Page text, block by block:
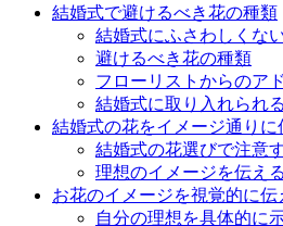
結婚式で避けるべき花の種類
結婚式にふさわしくな
避けるべき花の種類
フローリストからのア
結婚式に取り入れられ
結婚式の花をイメージ通りに
結婚式の花選びで注意
理想のイメージを伝え
お花のイメージを視覚的に伝
自分の理想を具体的に